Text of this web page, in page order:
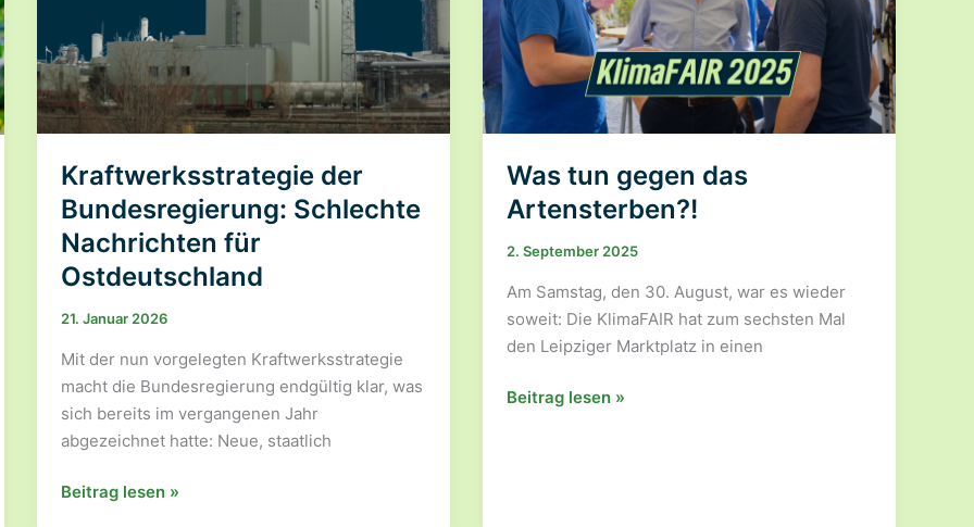
Kraftwerksstrategie der
Bundesregierung: Schlechte
Nachrichten für
Ostdeutschland
21. Januar 2026
Mit der nun vorgelegten Kraftwerksstrategie
macht die Bundesregierung endgültig klar, was
sich bereits im vergangenen Jahr
abgezeichnet hatte: Neue, staatlich
Kraftwerksstrategie
Beitrag lesen »
Was tun gegen das
Artensterben?!
2. September 2025
Am Samstag, den 30. August, war es wieder
soweit: Die KlimaFAIR hat zum sechsten Mal
den Leipziger Marktplatz in einen
Was
Beitrag lesen »